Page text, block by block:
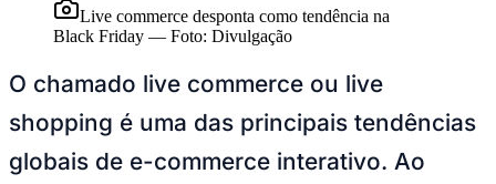
Panorama Econômico
Para Sua Empresa
Anuncie no Portal
Anunciar VagasNovo
Live commerce desponta como tendência na
Black Friday — Foto: Divulgação
O chamado live commerce ou live
shopping é uma das principais tendências
globais de e-commerce interativo. Ao